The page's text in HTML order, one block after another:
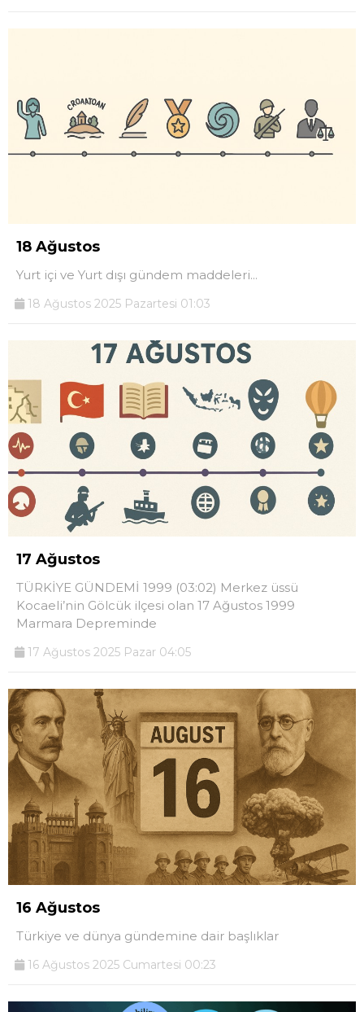
18 Ağustos
Yurt içi ve Yurt dışı gündem maddeleri...
18 Ağustos 2025 Pazartesi 01:03
17 Ağustos
TÜRKİYE GÜNDEMİ 1999 (03:02) Merkez üssü
Kocaeli’nin Gölcük ilçesi olan 17 Ağustos 1999
Marmara Depreminde
17 Ağustos 2025 Pazar 04:05
16 Ağustos
Türkiye ve dünya gündemine dair başlıklar
16 Ağustos 2025 Cumartesi 00:23